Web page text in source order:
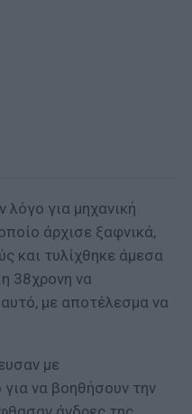
για μηχανική
άρχισε ξαφνικά,
και τυλίχθηκε άμεσα
38χρονη να
με αποτέλεσμα να
με
να βοηθήσουν την